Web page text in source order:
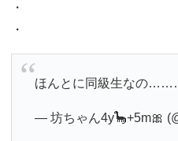
・
・
ほんとに同級生なの
— 坊ちゃん4y🦕+5m🎀